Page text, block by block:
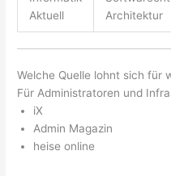
Aktuell
Architektur
Welche Quelle lohnt sich für
Für Administratoren und
iX
Admin Magazin
heise online